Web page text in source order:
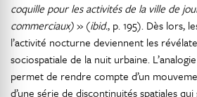
coquille pour les activités de la ville de
commerciaux)» (ibid., p. 195). Dès lors,
l’activité nocturne deviennent les
sociospatiale de la nuit urbaine.
permet de rendre compte d’un
d’une série de discontinuités spatiales